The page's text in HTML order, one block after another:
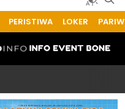
PERISTIWA LOKER